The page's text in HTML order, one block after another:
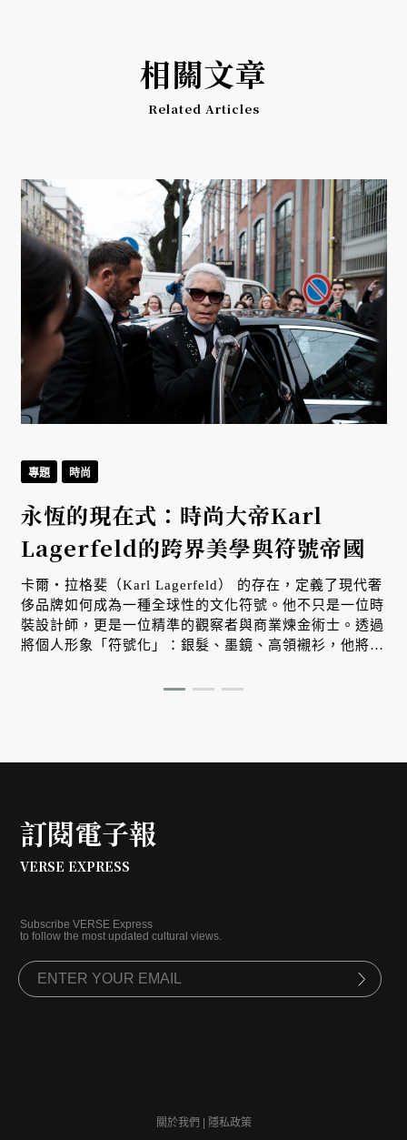
相關文章
Related Articles
專題 時尚
永恆的現在式：時尚大帝Karl
Lagerfeld的跨界美學與符號帝國
卡爾・拉格斐（Karl Lagerfeld） 的存在，定義了現代奢
侈品牌如何成為一種全球性的文化符號。他不只是一位時
裝設計師，更是一位精準的觀察者與商業煉金術士。透過
將個人形象「符號化」：銀髮、墨鏡、高領襯衫，他將自
產業的文化語話權。 從 1983 年接手香奈兒並啟動品牌現
書的知性軍械庫。本文將探討這位「時尚大帝」如何透過
的符號影響力。
訂閱電子報
VERSE EXPRESS
Subscribe VERSE Express
to follow the most updated cultural views.
關於我們
隱私政策